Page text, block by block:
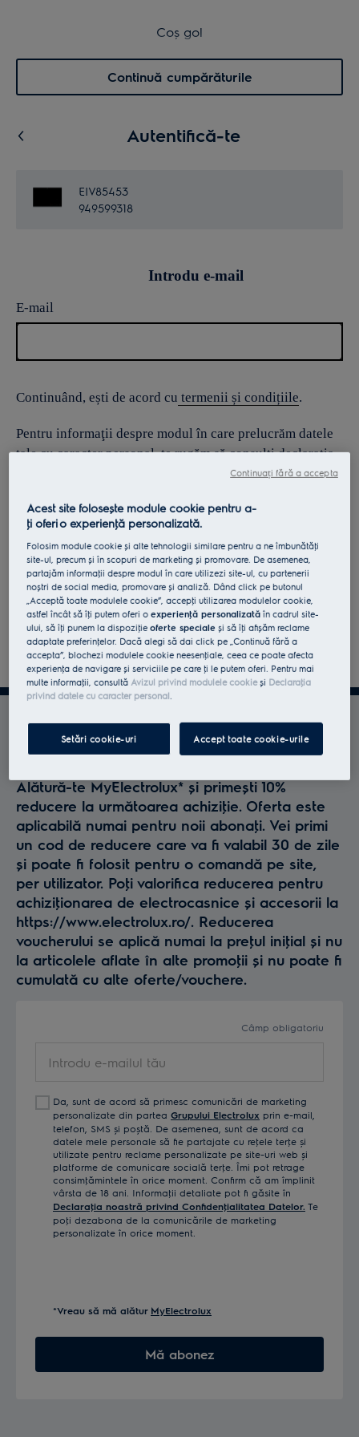
Menu 0
Coș de cumpărături
Coș gol
Continuă cumpărăturile
Autentifică-te
EIV85453
949599318
Introdu e-mail
E-mail
Continuând, ești de acord cu termenii și condițiile.
Pentru informaţii despre modul în care prelucrăm datele
tale cu caracter personal, te rugăm să consulţi declaraţia
Profită la maxim de
Electrolux
Alătură-te MyElectrolux* și primești 10%
reducere la următoarea achiziţie. Oferta este
aplicabilă numai pentru noii abonaţi. Vei primi
un cod de reducere care va fi valabil 30 de zile
și poate fi folosit pentru o comandă pe site,
per utilizator. Poţi valorifica reducerea pentru
achiziţionarea de electrocasnice și accesorii la
https://www.electrolux.ro/. Reducerea
voucherului se aplică numai la preţul iniţial și nu
la articolele aflate în alte promoţii și nu poate fi
cumulată cu alte oferte/vouchere.
Câmp obligatoriu
Da, sunt de acord să primesc comunicări de marketing
personalizate din partea Grupului Electrolux prin e-mail,
telefon, SMS și poștă. De asemenea, sunt de acord ca
datele mele personale să fie partajate cu reţele terţe și
utilizate pentru reclame personalizate pe site-uri web și
platforme de comunicare socială terţe. Îmi pot retrage
consimţămintele în orice moment. Confirm că am împlinit
vârsta de 18 ani. Informaţii detaliate pot fi găsite în
Declaraţia noastră privind Confidenţialitatea Datelor. Te
poţi dezabona de la comunicările de marketing
personalizate în orice moment.
*Vreau să mă alătur MyElectrolux
Mă abonez
Acest site folosește module cookie pentru a-
ţi oferi o experienţă personalizată.
Folosim module cookie și alte tehnologii similare pentru a ne îmbunătăţi
site-ul, precum și în scopuri de marketing și promovare. De asemenea,
partajăm informaţii despre modul în care utilizezi site-ul, cu partenerii
noștri de social media, promovare și analiză. Dând click pe butonul
„Acceptă toate modulele cookie”, accepţi utilizarea modulelor cookie,
astfel încât să îţi putem oferi oexperienţă personalizată în cadrul site-
ului, să îţi punem la dispoziţieoferte speciale și să îţi afișăm reclame
adaptate preferinţelor. Dacă alegi să dai click pe „Continuă fără a
accepta”, blochezi modulele cookie neesenţiale, ceea ce poate afecta
experienţa de navigare și serviciile pe care ţi le putem oferi. Pentru mai
multe informaţii, consultă Avizul privind modulele cookieși Declaraţia
privind datele cu caracter personal.
Setări cookie-uri Accept toate cookie-urile
Continuați fără a accepta